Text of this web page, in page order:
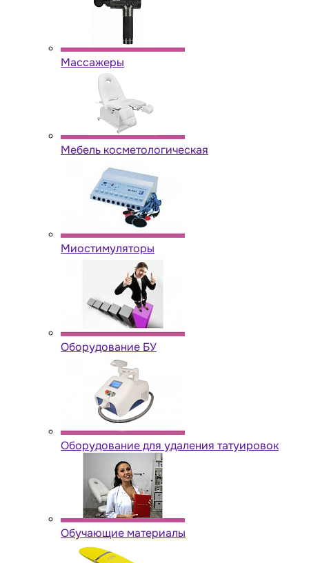
Массажеры
Мебель косметологическая
Миостимуляторы
Оборудование БУ
Оборудование для удаления татуировок
Обучающие материалы